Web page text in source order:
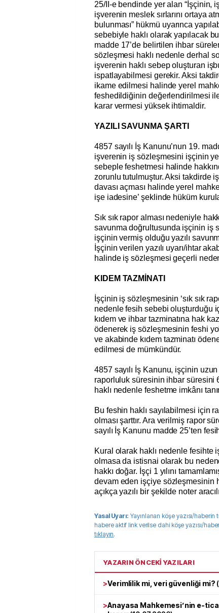
25/II-e bendinde yer alan “İşçinin,
işverenin meslek sırlarını ortaya
bulunması” hükmü uyarınca
sebebiyle haklı olarak yapılacak
madde 17’de belirtilen ihbar
sözleşmesi haklı nedenle derhal
işverenin haklı sebep oluşturan
ispatlayabilmesi gerekir. Aksi
ikame edilmesi halinde yerel
feshedildiğinin değerlendirilmesi
karar vermesi yüksek ihtimaldir.
YAZILI SAVUNMA ŞARTI
4857 sayılı İş Kanunu’nun 19.
işverenin iş sözleşmesini işçinin
sebeple feshetmesi halinde
zorunlu tutulmuştur. Aksi takdirde
davası açması halinde yerel
işe iadesine’ şeklinde hüküm
Sık sık rapor alması nedeniyle
savunma doğrultusunda işçinin iş
işçinin vermiş olduğu yazılı
İşçinin verilen yazılı uyarı/ihtar
halinde iş sözleşmesi geçerli
KIDEM TAZMİNATI
İşçinin iş sözleşmesinin ‘sık sık
nedenle fesih sebebi oluşturduğu
kıdem ve ihbar tazminatına hak
ödenerek iş sözleşmesinin feshi
ve akabinde kıdem tazminatı
edilmesi de mümkündür.
4857 sayılı İş Kanunu, işçinin
raporluluk süresinin ihbar süresini
haklı nedenle feshetme imkânı
Bu feshin haklı sayılabilmesi için
olması şarttır. Ara verilmiş rapor
sayılı İş Kanunu madde 25’ten
Kural olarak haklı nedenle fesihte
olmasa da istisnai olarak bu
hakkı doğar. İşçi 1 yılını
devam eden işçiye sözleşmesinin
açıkça yazılı bir şekilde noter
Yasal Uyarı: Yayınlanan köşe yazısı/haberin
habere aktif link verilse dahi köşe yazısı/
tıklayın.
YAZARIN ÖNCEKİ YAZILARI
>Verimlilik mi, veri güvenliği mi? (
>Anayasa Mahkemesi’nin e-